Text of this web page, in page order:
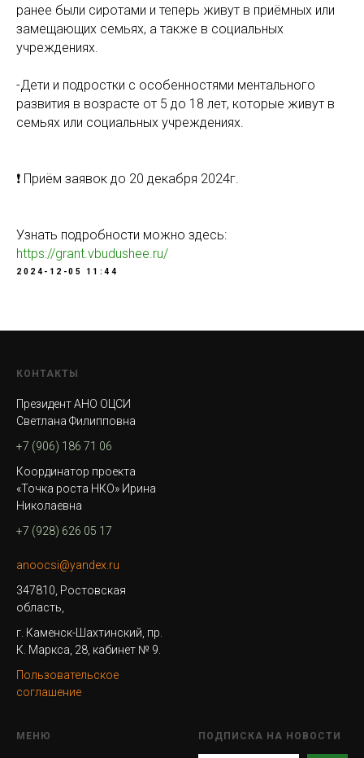
ранее были сиротами и теперь живут в приёмных или
замещающих семьях, а также в социальных
учреждениях.
-Дети и подростки с особенностями ментального
развития в возрасте от 5 до 18 лет, которые живут в
семьях или социальных учреждениях.
❗️ Приём заявок до 20 декабря 2024г.
Узнать подробности можно здесь:
https://grant.vbudushee.ru/
2024-12-05 11:44
КОНТАКТЫ
Президент АНО ОЦСИ
Светлана Филипповна
+7 (906) 186 71 06
Координатор проекта
«Точка роста НКО» Ирина
Николаевна
+7 (928) 626 05 17
anoocsi@yandex.ru
347810, Ростовская
область,
г. Каменск-Шахтинский, пр.
К. Маркса, 28, кабинет № 9.
Пользовательское
соглашение
МЕНЮ ПОДПИСКА НА НОВОСТИ